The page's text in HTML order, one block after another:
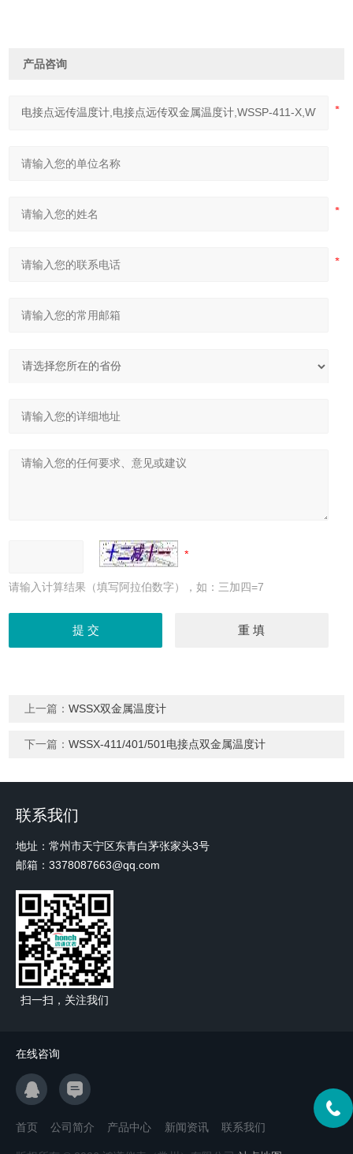
产品咨询
请输入计算结果（填写阿拉伯数字），如：三加四=7
上一篇：WSSX双金属温度计
下一篇：WSSX-411/401/501电接点双金属温度计
联系我们
地址：常州市天宁区东青白茅张家头3号
邮箱：3378087663@qq.com
扫一扫，关注我们
在线咨询
首页 公司简介 产品中心 新闻资讯 联系我们